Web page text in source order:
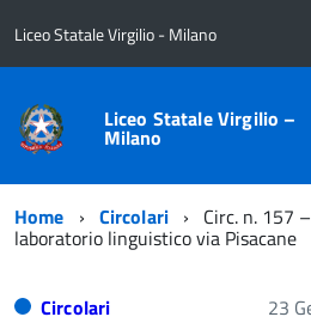
Liceo Statale Virgilio - Milano
Liceo Statale Virgilio –
Milano
Home Circolari Circ. n. 157
laboratorio linguistico via Pisacane
Circolari 23